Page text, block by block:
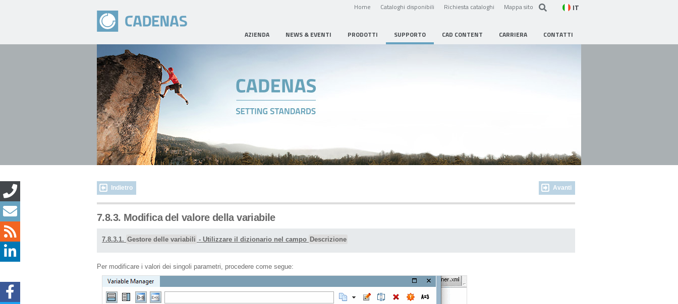
Home Cataloghi disponibili Richiesta cataloghi Mappa sito IT
AZIENDA NEWS & EVENTI PRODOTTI SUPPORTO CAD CONTENT CARRIERA CONTATTI
Indietro Avanti
7.8.3. Modifica del valore della variabile
7.8.3.1. Gestore delle variabili - Utilizzare il dizionario nel campo Descrizione
Per modificare i valori dei singoli parametri, procedere come segue: